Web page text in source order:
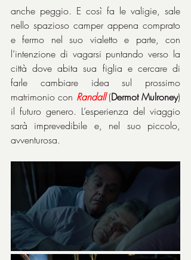
anche peggio. E così fa le valigie, sale
nello spazioso camper appena comprato
e fermo nel suo vialetto e parte, con
l’intenzione di vagarsi puntando verso la
città dove abita sua figlia e cercare di
farle cambiare idea sul prossimo
matrimonio con Randall (Dermot Mulroney)
il futuro genero. L’esperienza del viaggio
sarà imprevedibile e, nel suo piccolo,
avventurosa.